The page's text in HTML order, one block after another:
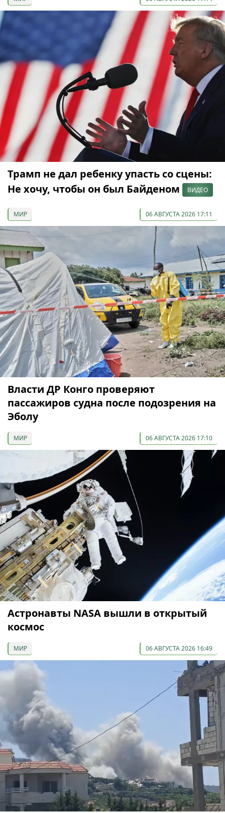
Трамп не дал ребенку упасть со сцены:
Не хочу, чтобы он был Байденом
ВИДЕО
МИР 06 АВГУСТА 2026 17:11
Власти ДР Конго проверяют
пассажиров судна после подозрения на
Эболу
МИР 06 АВГУСТА 2026 17:10
Астронавты NASA вышли в открытый
космос
МИР 06 АВГУСТА 2026 16:49